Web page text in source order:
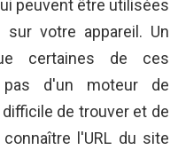
peuvent être utilisées
votre appareil. Un
certaines de ces
pas d'un moteur de
de trouver et de
l'URL du site